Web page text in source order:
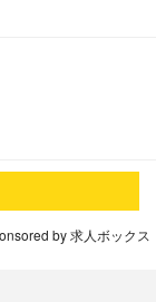
by 求人ボックス